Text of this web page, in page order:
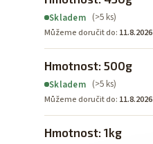
Skladem (>5 ks)
Můžeme doručit do: 11.8.2026
Hmotnost: 500g
Skladem (>5 ks)
Můžeme doručit do: 11.8.2026
Hmotnost: 1kg